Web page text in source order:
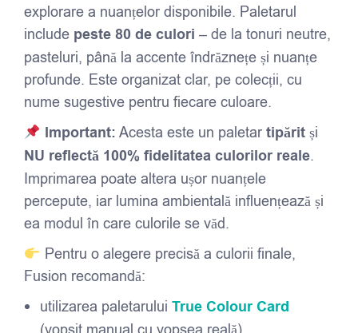
explorare a nuanțelor disponibile. Paletarul
include peste 80 de culori – de la tonuri neutre,
pasteluri, până la accente îndrăznețe și nuanțe
profunde. Este organizat clar, pe colecții, cu
nume sugestive pentru fiecare culoare.
Important: Acesta este un paletar tipăritși
NU reflectă 100% fidelitatea culorilor reale.
Imprimarea poate altera ușor nuanțele
percepute, iar lumina ambientală influențează și
ea modul în care culorile se văd.
Pentru o alegere precisă a culorii finale,
Fusion recomandă:
utilizarea paletarului True Colour Card